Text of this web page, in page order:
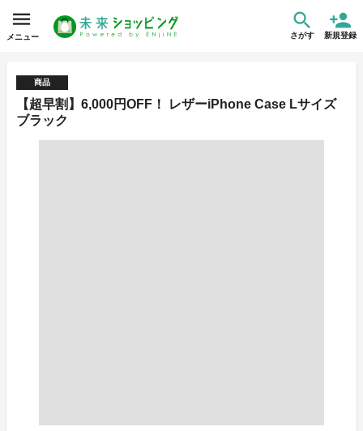
メニュー さがす 新規登録
商品
【超早割】6,000円OFF！ レザーiPhone Case Lサイズ
ブラック